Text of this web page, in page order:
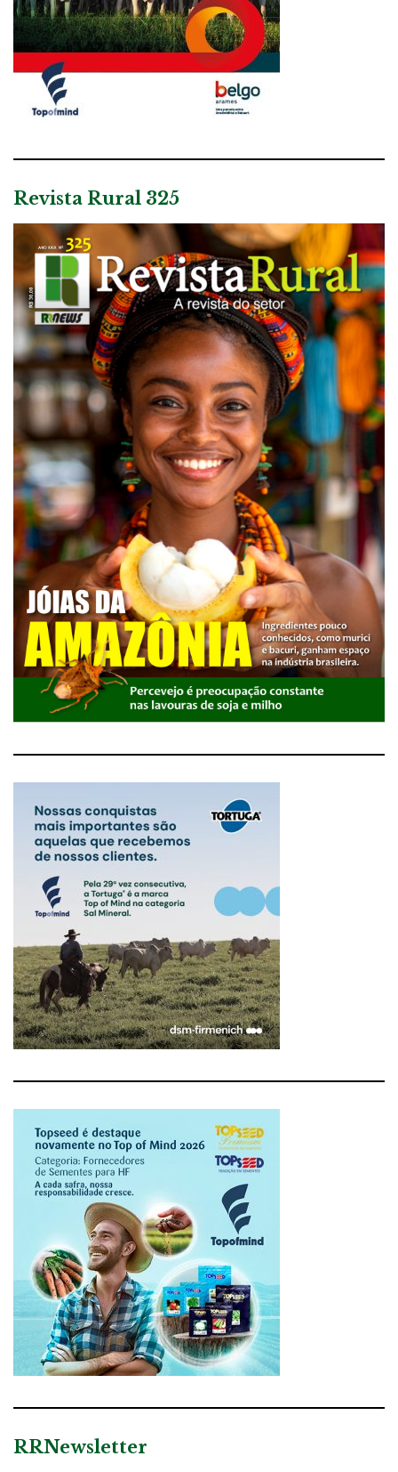
Revista Rural 325
RRNewsletter